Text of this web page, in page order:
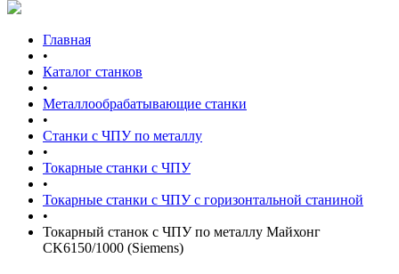
Главная
•
Каталог станков
•
Металлообрабатывающие станки
•
Станки с ЧПУ по металлу
•
Токарные станки с ЧПУ
•
Токарные станки с ЧПУ с горизонтальной станиной
•
Токарный станок с ЧПУ по металлу Майхонг
CK6150/1000 (Siemens)